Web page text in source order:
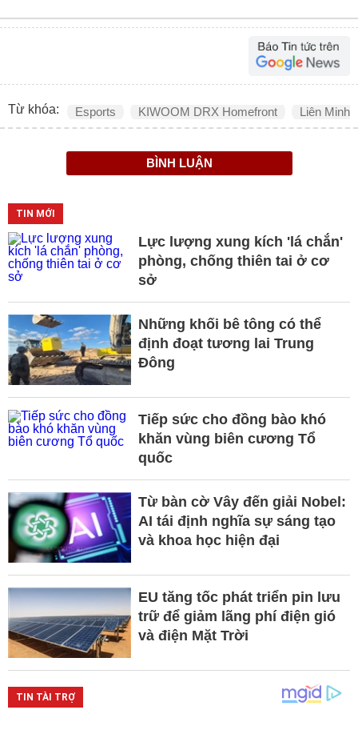
Từ khóa: Esports KIWOOM DRX Homefront Liên Minh
BÌNH LUẬN
TIN MỚI
Lực lượng xung kích 'lá chắn'
phòng, chống thiên tai ở cơ
sở
Những khối bê tông có thể
định đoạt tương lai Trung
Đông
Tiếp sức cho đồng bào khó
khăn vùng biên cương Tổ
quốc
Từ bàn cờ Vây đến giải Nobel:
AI tái định nghĩa sự sáng tạo
và khoa học hiện đại
EU tăng tốc phát triển pin lưu
trữ để giảm lãng phí điện gió
và điện Mặt Trời